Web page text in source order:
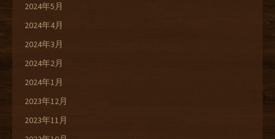
2024年5月
2024年4月
2024年3月
2024年2月
2024年1月
2023年12月
2023年11月